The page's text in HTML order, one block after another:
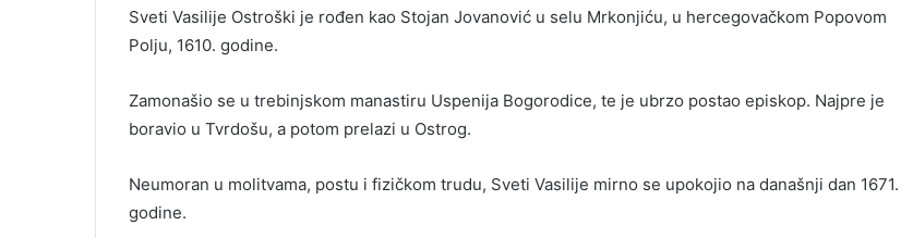
Sveti Vasilije Ostroški je rođen kao Stojan Jovanović u selu Mrkonjiću, u hercegovačkom Popovom
Polju, 1610. godine.
Zamonašio se u trebinjskom manastiru Uspenija Bogorodice, te je ubrzo postao episkop. Najpre je
boravio u Tvrdošu, a potom prelazi u Ostrog.
Neumoran u molitvama, postu i fizičkom trudu, Sveti Vasilije mirno se upokojio na današnji dan 1671.
godine.